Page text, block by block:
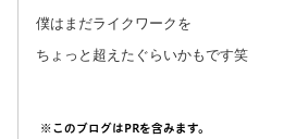
僕はまだライクワークを
ちょっと超えたぐらいかもです笑
※このブログはPRを含みます。